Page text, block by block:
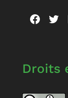
Droits